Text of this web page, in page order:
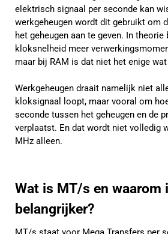
elektrisch signaal per seconde kan
werkgeheugen wordt dit gebruikt om
het geheugen aan te geven. In
kloksnelheid meer
maar bij RAM is dat niet het enige
Werkgeheugen draait namelijk niet
kloksignaal loopt, maar vooral om
seconde tussen het geheugen en de
verplaatst. En dat wordt niet volledig
MHz alleen.
Wat is MT/s en waarom
belangrijker?